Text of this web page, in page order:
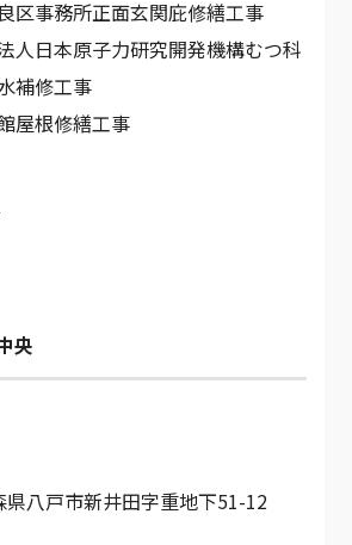
区事務所正面玄関庇修繕工事
人日本原子力研究開発機構むつ科
補修工事
屋根修繕工事
央
県八戸市新井田字重地下51-12